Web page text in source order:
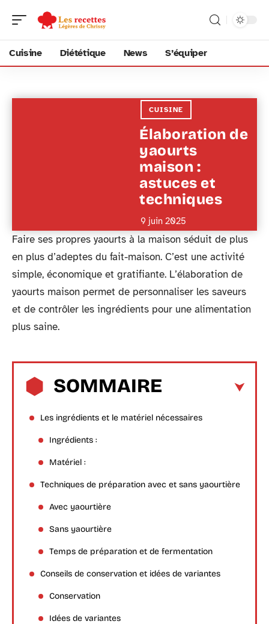
Cuisine Diététique News S’équiper
CUISINE
Élaboration de
yaourts
maison :
astuces et
techniques
9 juin 2025
Faire ses propres yaourts à la maison séduit de plus
en plus d’adeptes du fait-maison. C’est une activité
simple, économique et gratifiante. L’élaboration de
yaourts maison permet de personnaliser les saveurs
et de contrôler les ingrédients pour une alimentation
plus saine.
SOMMAIRE
Les ingrédients et le matériel nécessaires
Ingrédients :
Matériel :
Techniques de préparation avec et sans yaourtière
Avec yaourtière
Sans yaourtière
Temps de préparation et de fermentation
Conseils de conservation et idées de variantes
Conservation
Idées de variantes